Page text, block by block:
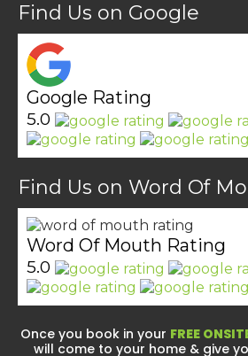
Find Us on Google
Google Rating
5.0
Find Us on Word Of
Word Of Mouth Rating
5.0
Once you book in your FREE
will come to your home & give